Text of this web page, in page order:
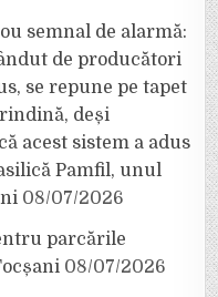
semnal de alarmă:
de producători
se repune pe tapet
deși
acest sistem a adus
Pamfil, unul
08/07/2026
parcările
08/07/2026